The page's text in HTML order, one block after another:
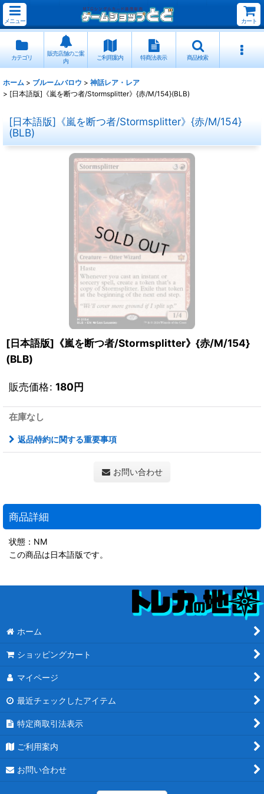
メニュー カート
カテゴリ
販売店舗のご案
内
ご利用案内 特商法表示 商品検索
ホーム > ブルームバロウ > 神話レア・レア
> [日本語版]《嵐を断つ者/Stormsplitter》{赤/M/154}(BLB)
[日本語版]《嵐を断つ者/Stormsplitter》{赤/M/154}
(BLB)
[日本語版]《嵐を断つ者/Stormsplitter》{赤/M/154}
(BLB)
販売価格: 180円
在庫なし
返品特約に関する重要事項
お問い合わせ
商品詳細
状態：NM
この商品は日本語版です。
ホーム
ショッピングカート
マイページ
最近チェックしたアイテム
特定商取引法表示
ご利用案内
お問い合わせ